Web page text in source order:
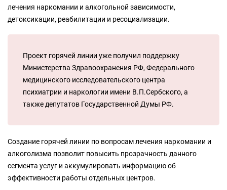
лечения наркомании и алкогольной зависимости,
детоксикации, реабилитации и ресоциализации.
Проект горячей линии уже получил поддержку
Министерства Здравоохранения РФ, Федерального
медицинского исследовательского центра
психиатрии и наркологии имени В.П.Сербского, а
также депутатов Государственной Думы РФ.
Cоздание горячей линии по вопросам лечения наркомании и
алкоголизма позволит повысить прозрачность данного
сегмента услуг и аккумулировать информацию об
эффективности работы отдельных центров.